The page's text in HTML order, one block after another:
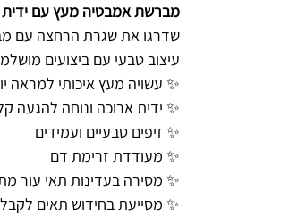
מברשת אמבטיה מעץ עם ידית
שדרגו את שגרת הרחצה עם
עיצוב טבעי עם ביצועים
✨ עשויה מעץ איכותי למראה
✨ ידית ארוכה ונוחה להגעה
✨ זיפים טבעיים ועמידים
✨ מעודדת זרימת דם
✨ מסירה בעדינות תאי עור
✨ מסייעת בחידוש תאים